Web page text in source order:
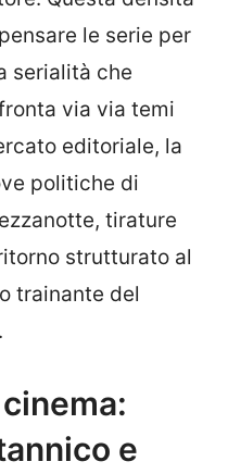
le serie per
serialità che
via via temi
editoriale, la
politiche di
tirature
strutturato al
trainante del
e